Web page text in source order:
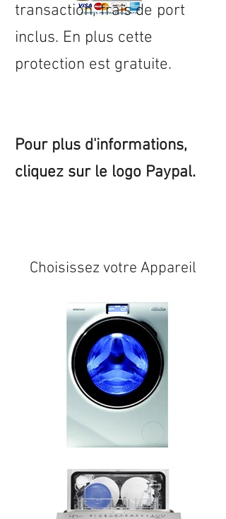
transaction, frais de port
inclus. En plus cette
protection est gratuite.
Pour plus d'informations,
cliquez sur le logo Paypal.
Choisissez votre Appareil